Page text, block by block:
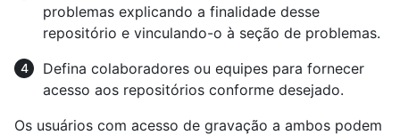
problemas explicando a finalidade desse
repositório e vinculando-o à seção de problemas.
Defina colaboradores ou equipes para fornecer
acesso aos repositórios conforme desejado.
Os usuários com acesso de gravação a ambos podem